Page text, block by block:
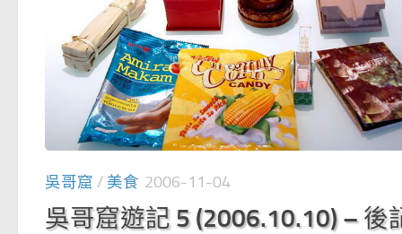
吳哥窟 / 美食 2006-11-04
吳哥窟遊記 5 (2006.10.10) – 後